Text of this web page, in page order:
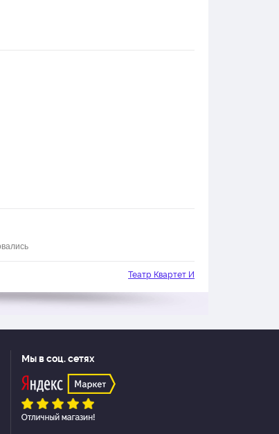
Театр Квартет И
Мы в соц. сетях